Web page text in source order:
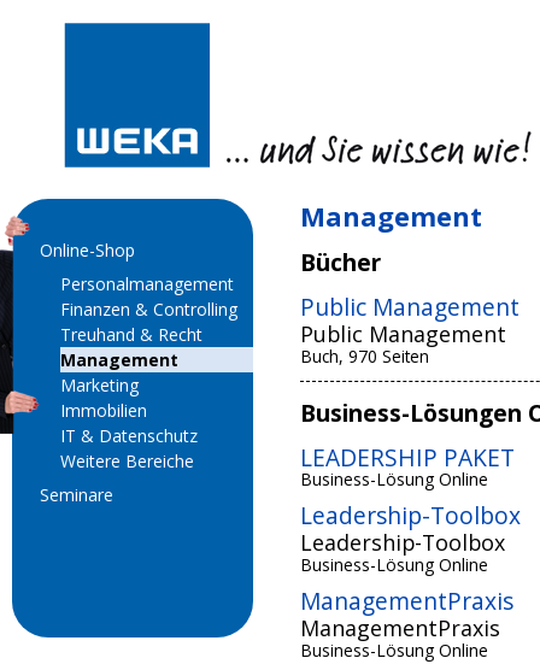
Online-Shop
Personalmanagement
Finanzen & Controlling
Treuhand & Recht
Management
Marketing
Immobilien
IT & Datenschutz
Weitere Bereiche
Seminare
Management
Bücher
Public Management
Public Management
Buch, 970 Seiten
Business-Lösungen
LEADERSHIP PAKET
Business-Lösung Online
Leadership-Toolbox
Leadership-Toolbox
Business-Lösung Online
ManagementPraxis
ManagementPraxis
Business-Lösung Online